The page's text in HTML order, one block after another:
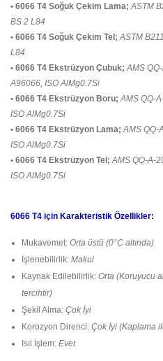
• 6066 T4 Soğuk Çekim Lama; ASTM
BS 2 L84
• 6066 T4 Soğuk Çekim Tel; ASTM
L84
• 6066 T4 Ekstrüzyon Çubuk; AMS
A96066, ISO AlMg0.7Si
• 6066 T4 Ekstrüzyon Boru; AMS QQ-
ISO AlMg0.7Si
• 6066 T4 Ekstrüzyon Lama; AMS QQ-
ISO AlMg0.7Si
• 6066 T4 Ekstrüzyon Tel; AMS QQ-A-
ISO AlMg0.7Si
6066 T4 için Karakteristik Özellikler:
Mukavemet: Orta üstü (0°C altında)
İşlenebilirlik: Makul
Kaynak Edilebilirlik: Orta (Koruyucu
tercihtir)
Şekil Alma: Çok İyi
Korozyon Direnci: Çok İyi (Kaplama
Isıl İşlem: Evet